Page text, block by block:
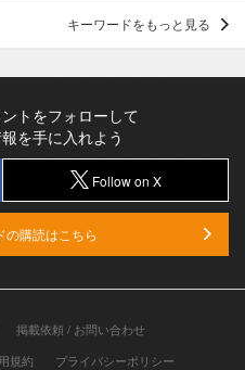
キーワードをもっと見る
トをフォローして
を手に入れよう
Follow on X
購読はこちら
掲載依頼 / お問い合わせ
規約 プライバシーポリシー